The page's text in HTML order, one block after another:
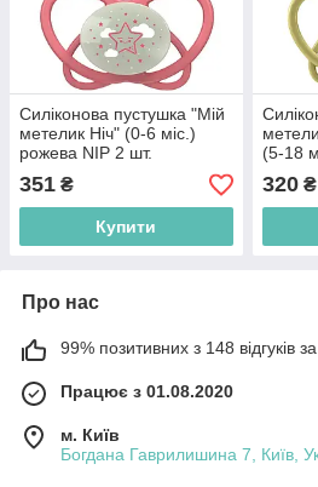
Силіконова пустушка "Мій
метелик Ніч" (0-6 міс.)
рожева NIP 2 шт.
(4000821316249)
351 ₴
Купити
(5-18
шт.
320₴
Про нас
99% позитивних з 148 відгуків за
Працює з 01.08.2020
м. Київ
Богдана Гаврилишина 7, Київ,